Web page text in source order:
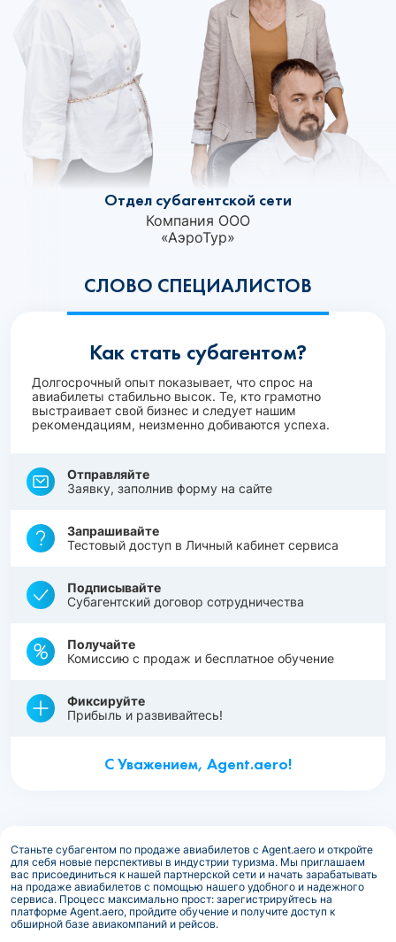
СЛОВО СПЕЦИАЛИСТОВ
Отдел субагентской сети
Компания ООО
«АэроТур»
Как стать субагентом?
Долгосрочный опыт показывает, что спрос на
авиабилеты стабильно высок. Те, кто грамотно
выстраивает свой бизнес и следует нашим
рекомендациям, неизменно добиваются успеха.
Отправляйте
Заявку, заполнив форму на сайте
Запрашивайте
Тестовый доступ в Личный кабинет сервиса
Подписывайте
Субагентский договор сотрудничества
Получайте
Комиссию с продаж и бесплатное обучение
Фиксируйте
Прибыль и развивайтесь!
С Уважением, Agent.aero!
Станьте субагентом по продаже авиабилетов с Agent.aero и откройте
для себя новые перспективы в индустрии туризма. Мы приглашаем
вас присоединиться к нашей партнерской сети и начать зарабатывать
на продаже авиабилетов с помощью нашего удобного и надежного
сервиса. Процесс максимально прост: зарегистрируйтесь на
платформе Agent.aero, пройдите обучение и получите доступ к
обширной базе авиакомпаний и рейсов.